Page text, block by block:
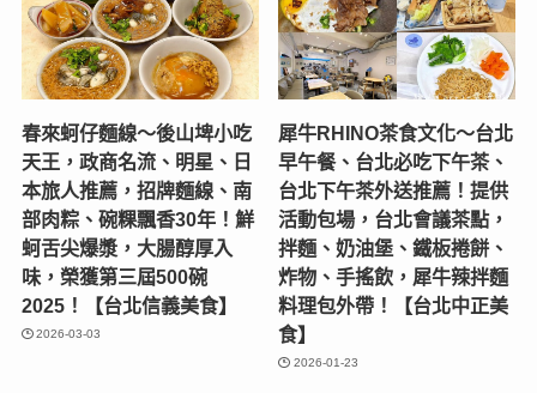
春來蚵仔麵線～後山埤小吃
天王，政商名流、明星、日
本旅人推薦，招牌麵線、南
部肉粽、碗粿飄香30年！鮮
蚵舌尖爆漿，大腸醇厚入
味，榮獲第三屆500碗
2025！【台北信義美食】
2026-03-03
犀牛RHINO茶食文化～台北
早午餐、台北必吃下午茶、
台北下午茶外送推薦！提供
活動包場，台北會議茶點，
拌麵、奶油堡、鐵板捲餅、
炸物、手搖飲，犀牛辣拌麵
料理包外帶！【台北中正美
食】
2026-01-23